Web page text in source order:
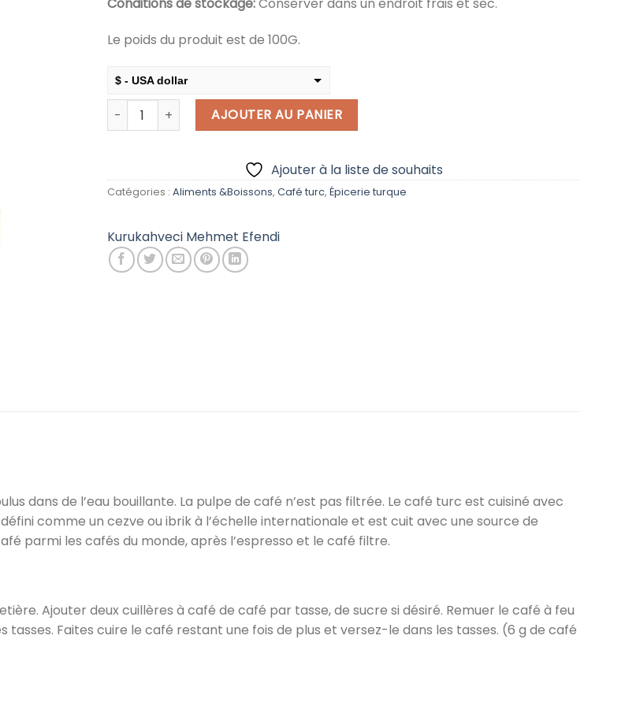
Conditions de stockage:Conserver dans un endroit frais et sec.
Le poids du produit est de 100G.
$ - USA dollar
€ - European Euro
quantité de Kurukahveci Mehmet Efendi, Café turc, 100G
AJOUTER AU PANIER
Ajouter à la liste de souhaits
Catégories : Aliments &Boissons, Café turc, Épicerie turque
Kurukahveci Mehmet Efendi
dans de l’eau bouillante. La pulpe de café n’est pas filtrée. Le café turc est cuisiné avec
comme un cezve ou ibrik à l’échelle internationale et est cuit avec une source de
parmi les cafés du monde, après l’espresso et le café filtre.
Ajouter deux cuillères à café de café par tasse, de sucre si désiré. Remuer le café à feu
tasses. Faites cuire le café restant une fois de plus et versez-le dans les tasses. (6 g de café